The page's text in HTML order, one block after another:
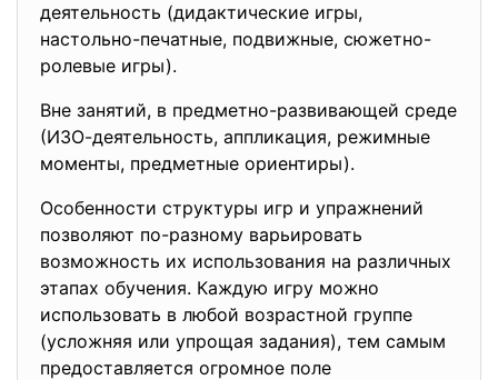
деятельность (дидактические игры,
настольно-печатные, подвижные, сюжетно-
ролевые игры).
Вне занятий, в предметно-развивающей среде
(ИЗО-деятельность, аппликация, режимные
моменты, предметные ориентиры).
Особенности структуры игр и упражнений
позволяют по-разному варьировать
возможность их использования на различных
этапах обучения. Каждую игру можно
использовать в любой возрастной группе
(усложняя или упрощая задания), тем самым
предоставляется огромное поле